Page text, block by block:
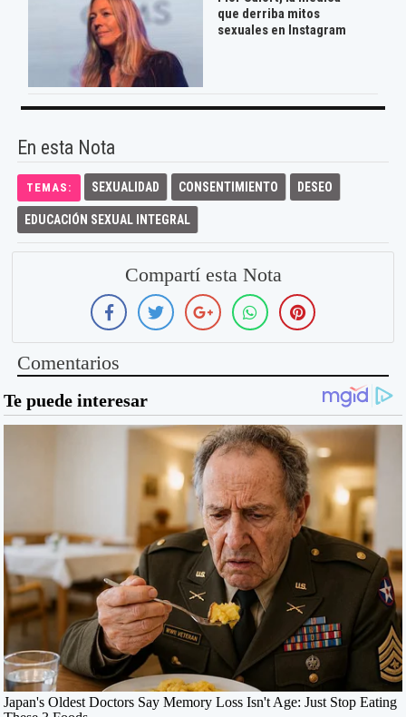
que derriba mitos
sexuales en Instagram
En esta Nota
TEMAS: SEXUALIDAD CONSENTIMIENTO DESEO
EDUCACIÓN SEXUAL INTEGRAL
Compartí esta Nota
Comentarios